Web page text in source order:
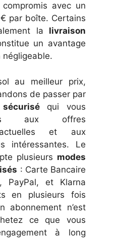
avec un
par boîte. Certains
la livraison
un avantage
négligeable.
au meilleur prix,
de passer par
qui vous
aux offres
actuelles et aux
intéressantes. Le
plusieurs modes
: Carte Bancaire
PayPal, et Klarna
en plusieurs fois
abonnement n’est
ce que vous
à long